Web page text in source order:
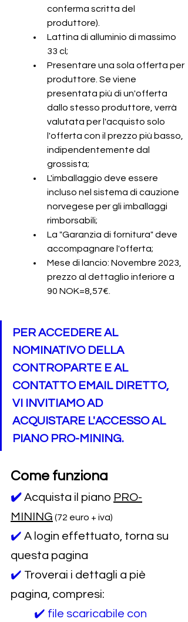
conferma scritta del
produttore).
Lattina di alluminio di massimo
33 cl;
Presentare una sola offerta per
produttore. Se viene
presentata più di un'offerta
dallo stesso produttore, verrà
valutata per l'acquisto solo
l'offerta con il prezzo più basso,
indipendentemente dal
grossista;
L'imballaggio deve essere
incluso nel sistema di cauzione
norvegese per gli imballaggi
rimborsabili;
La "Garanzia di fornitura" deve
accompagnare l'offerta;
Mese di lancio: Novembre 2023,
prezzo al dettaglio inferiore a
90 NOK=8,57€.
PER ACCEDERE AL
NOMINATIVO DELLA
CONTROPARTE E AL
CONTATTO EMAIL DIRETTO,
VI INVITIAMO AD
ACQUISTARE L'ACCESSO AL
PIANO PRO-MINING.
Come funziona
✔️ Acquista il piano PRO-
MINING (72 euro + iva)
✔️ A login effettuato, torna su
questa pagina
✔️ Troverai i dettagli a piè
pagina, compresi:
✔️ file scaricabile con